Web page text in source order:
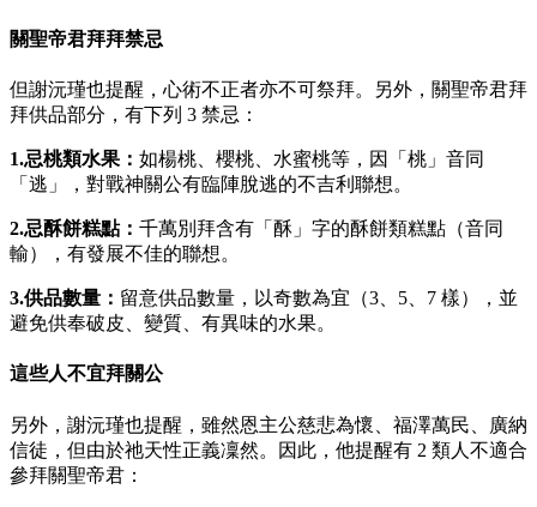
關聖帝君拜拜禁忌
但謝沅瑾也提醒，心術不正者亦不可祭拜。另外，關聖帝君拜
拜供品部分，有下列 3 禁忌：
1.忌桃類水果： 如楊桃、櫻桃、水蜜桃等，因「桃」音同
「逃」，對戰神關公有臨陣脫逃的不吉利聯想。
2.忌酥餅糕點： 千萬別拜含有「酥」字的酥餅類糕點（音同
輸），有發展不佳的聯想。
3.供品數量： 留意供品數量，以奇數為宜（3、5、7 樣），並
避免供奉破皮、變質、有異味的水果。
這些人不宜拜關公
另外，謝沅瑾也提醒，雖然恩主公慈悲為懷、福澤萬民、廣納
信徒，但由於祂天性正義凜然。因此，他提醒有 2 類人不適合
參拜關聖帝君：